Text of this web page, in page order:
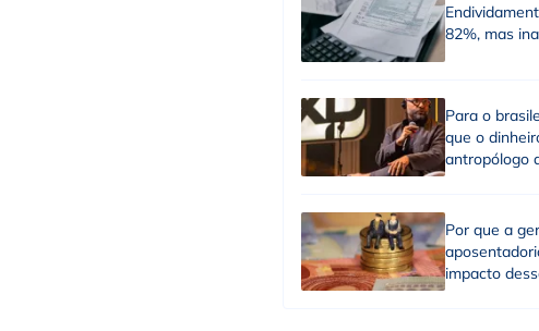
82%, mas
Para o
que o
antropólogo
Por que a
impacto